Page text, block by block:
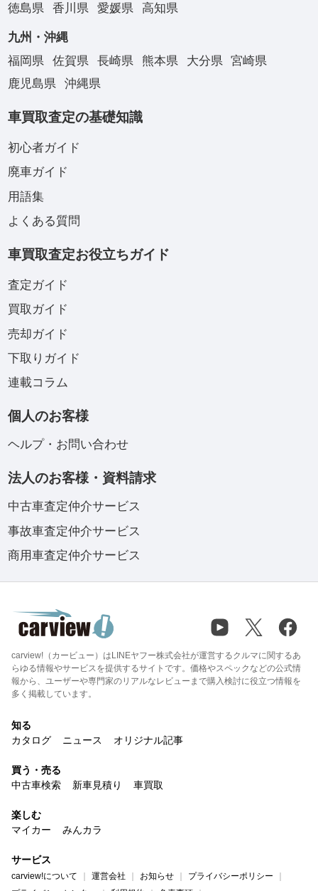
徳島県
香川県 愛媛県 高知県
九州・沖縄
福岡県
佐賀県 長崎県 熊本県 大分県
宮崎県
鹿児島県
沖縄県
車買取査定の基礎知識
初心者ガイド
廃車ガイド
用語集
よくある質問
車買取査定お役立ちガイド
査定ガイド
買取ガイド
売却ガイド
下取りガイド
連載コラム
個人のお客様
ヘルプ・お問い合わせ
法人のお客様・資料請求
中古車査定仲介サービス
事故車査定仲介サービス
商用車査定仲介サービス
carview!（カービュー）はLINEヤフー株式会社が運営するクルマに関するあ
らゆる情報やサービスを提供するサイトです。価格やスペックなどの公式情
報から、ユーザーや専門家のリアルなレビューまで購入検討に役立つ情報を
多く掲載しています。
知る
カタログ
ニュース オリジナル記事
買う・売る
中古車検索
新車見積り 車買取
楽しむ
マイカー
みんカラ
サービス
carview!について 運営会社 お知らせ
プライバシーポリシー